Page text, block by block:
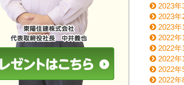
2023年
2023年
2023年
2022年
2022年
2022年
2022年
2022年